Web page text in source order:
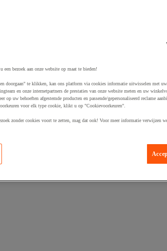
bezoek aan onze website op maat te bieden!
doorgaan" te klikken, kan ons platform via cookies informatie uitwisselen met
en onze internetpartners de prestaties van onze website meten en uw
op uw behoeften afgestemde producten en passende/gepersonaliseerd reclame
voor elk type cookie, klikt u op "Cookievoorkeuren".
zonder cookies voort te zetten, mag dat ook! Voor meer informatie verwijzen